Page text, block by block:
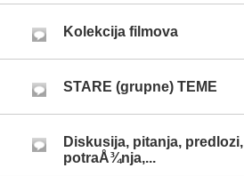
Kolekcija filmova
STARE (grupne) TEME
Diskusija, pitanja, predlozi,
potraÅ¾nja,...